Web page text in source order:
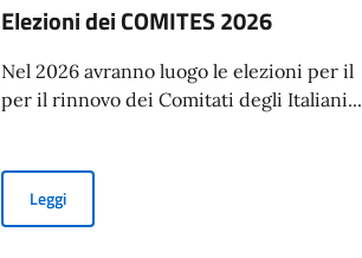
Elezioni dei COMITES 2026
Nel 2026 avranno luogo le elezioni per il
per il rinnovo dei Comitati degli Italiani...
LeggiElezioni dei COMITES 2026